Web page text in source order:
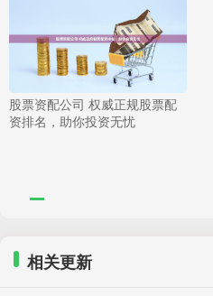
股票资配公司 权威正规股票配
资排名，助你投资无忧
相关更新